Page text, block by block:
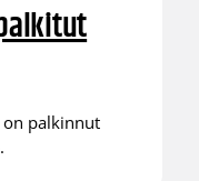
on palkinnut